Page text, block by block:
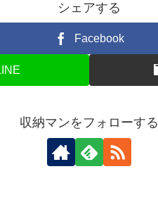
シェアする
Facebook
収納マンをフォローする